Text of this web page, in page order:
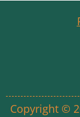
Copyright ©